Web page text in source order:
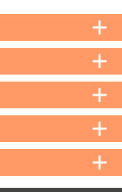
沖縄・離島など一部地域